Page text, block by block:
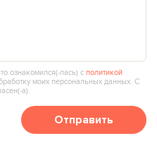
ознакомился(‑лась) сполитикой
моих персональных данных. С
Отправить